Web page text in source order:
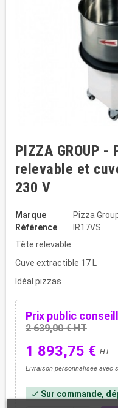
PIZZA GROUP
relevable et
230 V
Marque
Pizza
Référence
IR17VS
Tête relevable
Cuve extractible 17 L
Idéal pizzas
Prix public
2 639,00 € HT
1 893,75 € HT
Livraison personnalisée avec
check Sur commande,